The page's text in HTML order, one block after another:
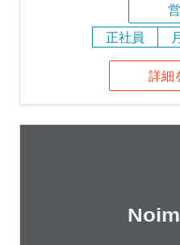
正社員
詳細